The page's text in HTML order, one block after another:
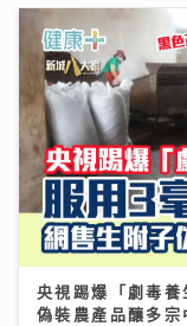
央視踢爆「劇毒
偽裝農產品釀多宗